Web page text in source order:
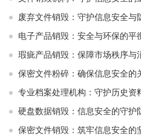
废弃文件销毁：守护信息安全与
电子产品销毁：安全与环保的平
瑕疵产品销毁：保障市场秩序与
保密文件粉碎：确保信息安全的
专业档案处理机构：守护历史资
硬盘数据销毁：信息安全的守护
保密文件销毁：筑牢信息安全的